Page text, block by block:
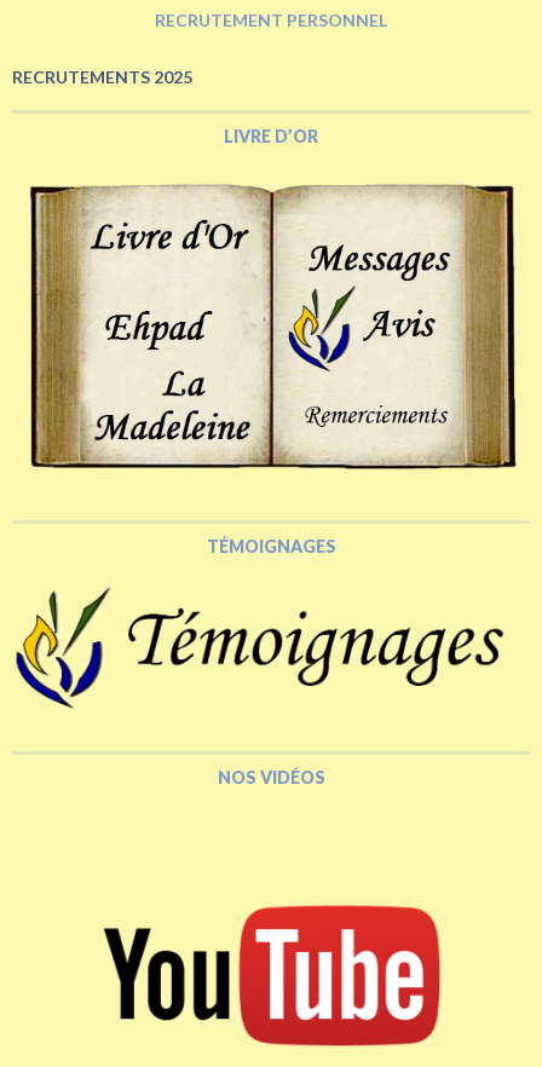
RECRUTEMENT PERSONNEL
RECRUTEMENTS 2025
LIVRE D’OR
TÉMOIGNAGES
NOS VIDÉOS